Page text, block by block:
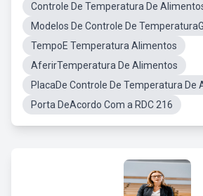
Controle De Temperatura De
Modelos De Controle De
TempoE Temperatura Alimentos
AferirTemperatura De Alimentos
PlacaDe Controle De Temperatura De
Porta DeAcordo Com a RDC 216